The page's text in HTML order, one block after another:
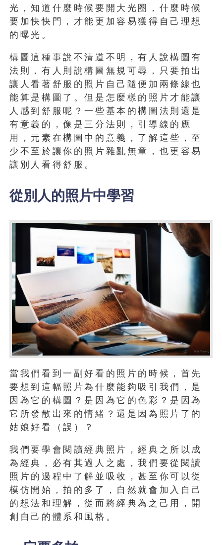
光，知道什麼時候要開大光圈，什麼時候
要加快快門，才能更加容易獲得自己理想
的曝光。
構圖這種事說不清道不明，有人說構圖有
法則，有人則說構圖無規可尋，只要拍出
讓人看著舒服的照片自己隨便加兩條線也
能算是構圖了。但是怎麼樣的照片才能讓
人感到舒服呢？一些基本的構圖法則還是
有意義的，像是三分法則，引導線的應
用，元素在構圖中的意義，了解這些，至
少不至於讓你的照片雜亂無章，也更容易
讓別人看得舒服。
從別人的照片中學習
當我們看到一副好看的照片的時候，首先
要想到這幅照片為什麼能夠吸引我們，是
因為它的構圖？是因為它的色彩？是因為
它所發散出來的情緒？還是因為照片了的
姑娘好看（誤）？
我們要學會閱讀經典照片，經典之所以成
為經典，必有其過人之處，我們要從閱讀
照片的過程中了解並吸收，甚至你可以從
模仿開始，拍的多了，自然就會加入自己
的想法和理解，從而將經典為之己用，開
創自己的體系和風格。